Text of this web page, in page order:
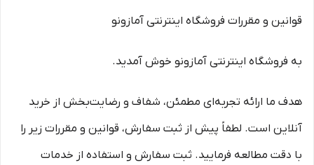
قوانین و مقررات فروشگاه اینترنتی آمازونو
به فروشگاه اینترنتی آمازونو خوش آمدید.
هدف ما ارائه تجربه‌ای مطمئن، شفاف و رضایت‌بخش از خرید
آنلاین است. لطفاً پیش از ثبت سفارش، قوانین و مقررات زیر را
با دقت مطالعه فرمایید. ثبت سفارش و استفاده از خدمات